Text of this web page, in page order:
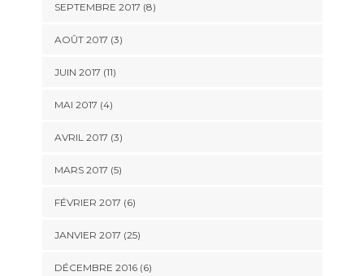
SEPTEMBRE 2017 (8)
AOÛT 2017 (3)
JUIN 2017 (11)
MAI 2017 (4)
AVRIL 2017 (3)
MARS 2017 (5)
FÉVRIER 2017 (6)
JANVIER 2017 (25)
DÉCEMBRE 2016 (6)